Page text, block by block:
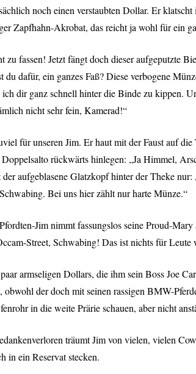
noch einen verstaubten Dollar. Er
Zapfhahn-Akrobat, das reicht ja wohl für ein
zu fassen! Jetzt fängt doch dieser aufgeputzte
du dafür, ein ganzes Faß? Diese verbogene
ich dir ganz schnell hinter die Binde zu kippen.
nicht sehr fein, Kamerad!“
für unseren Jim. Er haut mit der Faust auf
Doppelsalto rückwärts hinlegen: „Ja Himmel,
aufgeblasene Glatzkopf hinter der Theke
Bei uns hier zählt nur harte Münze.“
Jim nimmt fassungslos seine Proud-
Street, Schwabing! Das ist nichts für
armseligen Dollars, die ihm sein Boss Joe
obwohl der doch mit seinen rassigen BMW-
in die weite Prärie schauen, aber nicht
träumt Jim von vielen, vielen
in ein Reservat stecken.